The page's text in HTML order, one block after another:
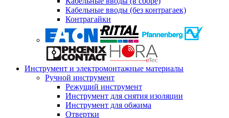
Кабельные вводы (без контрагаек)
Контрагайки
Инструмент и электромонтажные материалы
Ручной инструмент
Режущий инструмент
Инструмент для снятия изоляции
Инструмент для обжима
Отвертки